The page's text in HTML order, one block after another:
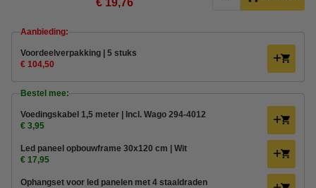
€ 19,76
Aanbieding:
Voordeelverpakking | 5 stuks
€ 104,50
Bestel mee:
Voedingskabel 1,5 meter | Incl. Wago 294-4012
€ 3,95
Led paneel opbouwframe 30x120 cm | Wit
€ 17,95
Ophangset voor led panelen met 4 staaldraden